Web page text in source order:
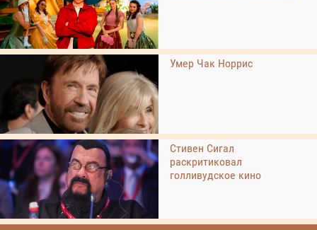
Умер Чак Норрис
Стивен Сигал
раскритиковал
голливудское кино